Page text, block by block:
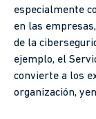
especialmente
en las
de la
ejemplo, el
convierte a los
organización,